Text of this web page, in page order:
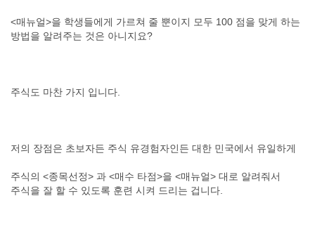
<매뉴얼>을 학생들에게 가르쳐 줄 뿐이지 모두 100 점을 맞게 하는
방법을 알려주는 것은 아니지요?
주식도 마찬 가지 입니다.
저의 장점은 초보자든 주식 유경험자인든 대한 민국에서 유일하게
주식의 <종목선정> 과 <매수 타점>을 <매뉴얼> 대로 알려줘서
주식을 잘 할 수 있도록 훈련 시켜 드리는 겁니다.